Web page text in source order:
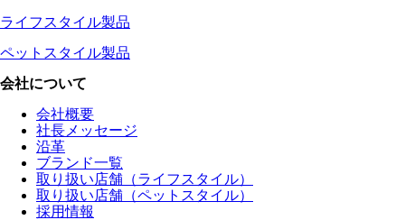
ライフスタイル製品
ペットスタイル製品
会社について
会社概要
社長メッセージ
沿革
ブランド一覧
取り扱い店舗（ライフスタイル）
取り扱い店舗（ペットスタイル）
採用情報